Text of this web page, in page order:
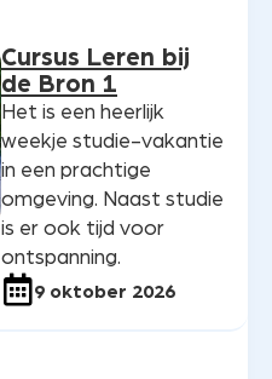
Cursus Leren bij
de Bron 1
Het is een heerlijk
weekje studie-vakantie
in een prachtige
omgeving. Naast studie
is er ook tijd voor
ontspanning.
9 oktober 2026